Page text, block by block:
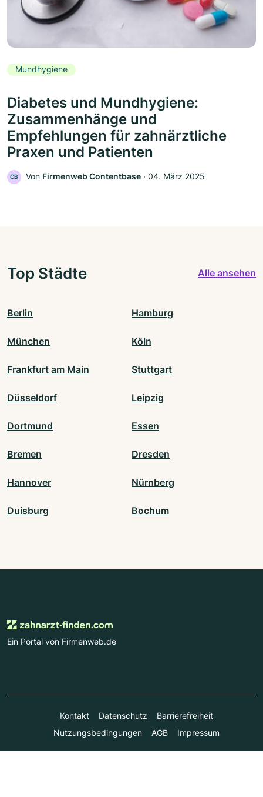
Mundhygiene
Diabetes und Mundhygiene:
Zusammenhänge und
Empfehlungen für zahnärztliche
Praxen und Patienten
CB Von Firmenweb Contentbase ‧ 04. März 2025
Top Städte Alle ansehen
Berlin Hamburg
München Köln
Frankfurt am Main Stuttgart
Düsseldorf Leipzig
Dortmund Essen
Bremen Dresden
Hannover Nürnberg
Duisburg Bochum
Ein Portal von Firmenweb.de
Kontakt Datenschutz
Barrierefreiheit
Nutzungsbedingungen
AGB Impressum